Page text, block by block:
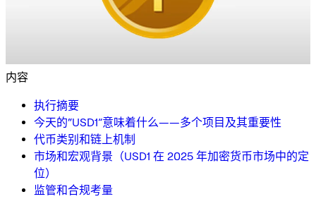
内容
执行摘要
今天的“USD1”意味着什么——多个项目及其重要性
代币类别和链上机制
市场和宏观背景（USD1 在 2025 年加密货币市场中的定
位）
监管和合规考量